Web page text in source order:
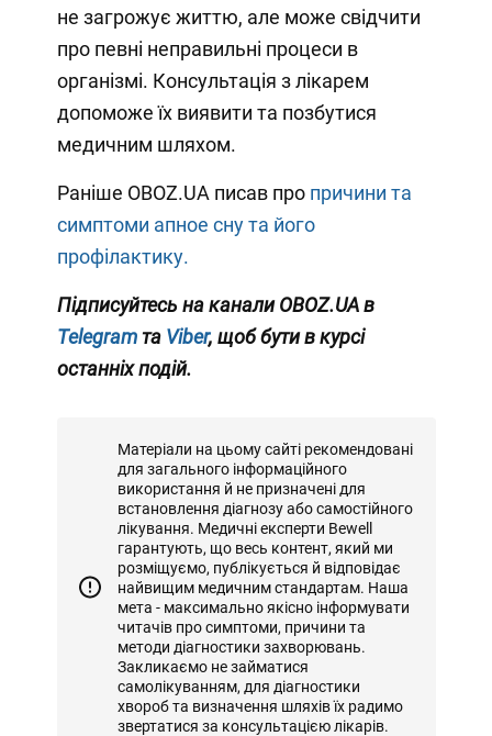
не загрожує життю, але може свідчити
про певні неправильні процеси в
організмі. Консультація з лікарем
допоможе їх виявити та позбутися
медичним шляхом.
Раніше OBOZ.UA писав про причини та
симптоми апное сну та його
профілактику.
Підписуйтесь на канали OBOZ.UA в
Telegram та Viber, щоб бути в курсі
останніх подій.
Матеріали на цьому сайті рекомендовані
для загального інформаційного
використання й не призначені для
встановлення діагнозу або самостійного
лікування. Медичні експерти Bewell
гарантують, що весь контент, який ми
розміщуємо, публікується й відповідає
найвищим медичним стандартам. Наша
мета - максимально якісно інформувати
читачів про симптоми, причини та
методи діагностики захворювань.
Закликаємо не займатися
самолікуванням, для діагностики
хвороб та визначення шляхів їх радимо
звертатися за консультацією лікарів.